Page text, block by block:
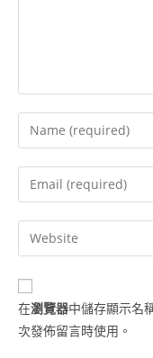
在瀏覽器中儲存顯示名
次發佈留言時使用。